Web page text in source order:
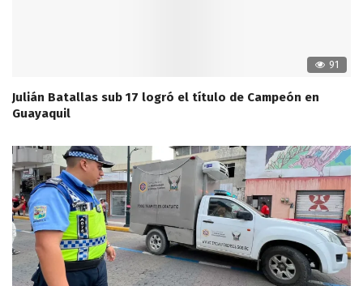
91
Julián Batallas sub 17 logró el título de Campeón en
Guayaquil